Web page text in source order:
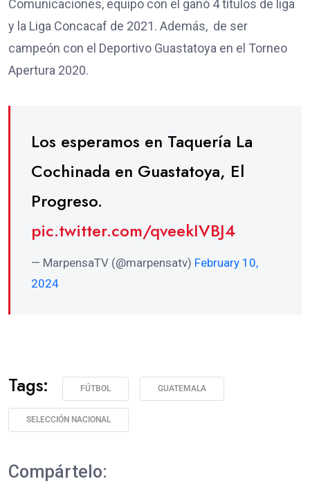
Comunicaciones, equipo con el ganó 4 títulos de liga
y la Liga Concacaf de 2021. Además, de ser
campeón con el Deportivo Guastatoya en el Torneo
Apertura 2020.
Los esperamos en Taquería La
Cochinada en Guastatoya, El
Progreso.
pic.twitter.com/qveekIVBJ4
— MarpensaTV (@marpensatv) February 10,
2024
Tags: FÚTBOL GUATEMALA
SELECCIÓN NACIONAL
Compártelo: